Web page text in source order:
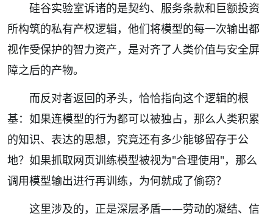
硅谷实验室诉诸的是契约、服务条款和巨额投资
所构筑的私有产权逻辑，他们将模型的每一次输出都
视作受保护的智力资产，是对齐了人类价值与安全屏
障之后的产物。
而反对者返回的矛头，恰恰指向这个逻辑的根
基：如果连模型的行为都可以被独占，那么人类积累
的知识、表达的思想，究竟还有多少能够留存于公
地？如果抓取网页训练模型被视为"合理使用"，那么
调用模型输出进行再训练，为何就成了偷窃？
这里涉及的，正是深层矛盾——劳动的凝结、信